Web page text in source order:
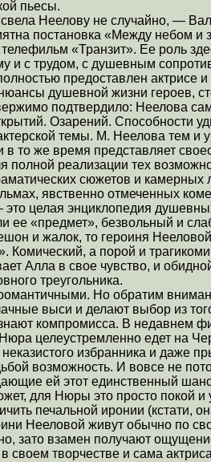
пьесы.
Неелову не случайно, —
постановка «Между небом и
«Транзит». Ее роль
и с трудом, с душевным
предоставлен актрисе
душевной жизни героев,
подтвердило: Неелова
Озарений. Способности
темы. М. Неелова тем и
то же время представляет
реализации тех
сюжетов и
явственно отмеченных
целая энциклопедия
ее «предмет», безвольный и
и жалок, то героиня
Комический, а порой и
Алла в свое чувство, и
треугольника.
Но обратим
выси и делают выбор из
компромисса. В
целеустремленно едет на
избранника и даже
возможность. И вовсе не
ей этот единственный шанс
для Нюры это просто покой и
печальной иронии (кстати,
Нееловой живут обычно по
зато взамен получают
своем творчестве и сама